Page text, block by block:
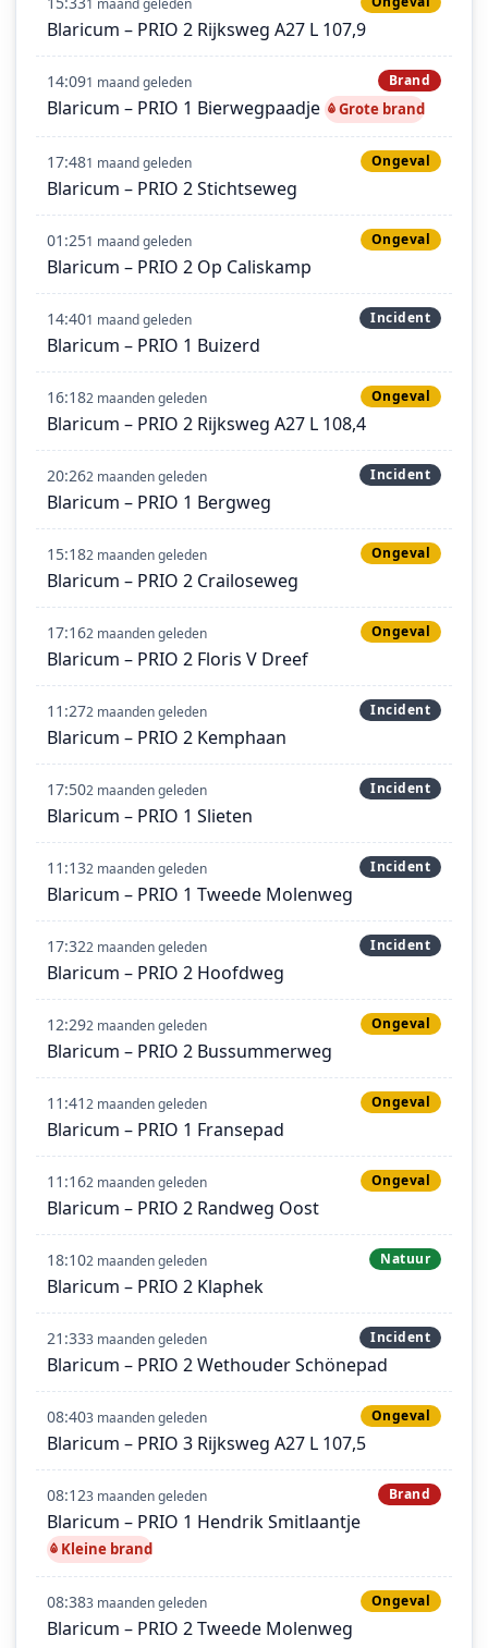
Blaricum – PRIO 2 Rijksweg A27 L 107,9
14:091 maand geleden Brand
Blaricum – PRIO 1 Bierwegpaadje Grote brand
17:481 maand geleden Ongeval
Blaricum – PRIO 2 Stichtseweg
01:251 maand geleden Ongeval
Blaricum – PRIO 2 Op Caliskamp
14:401 maand geleden Incident
Blaricum – PRIO 1 Buizerd
16:182 maanden geleden Ongeval
Blaricum – PRIO 2 Rijksweg A27 L 108,4
20:262 maanden geleden Incident
Blaricum – PRIO 1 Bergweg
15:182 maanden geleden Ongeval
Blaricum – PRIO 2 Crailoseweg
17:162 maanden geleden Ongeval
Blaricum – PRIO 2 Floris V Dreef
11:272 maanden geleden Incident
Blaricum – PRIO 2 Kemphaan
17:502 maanden geleden Incident
Blaricum – PRIO 1 Slieten
11:132 maanden geleden Incident
Blaricum – PRIO 1 Tweede Molenweg
17:322 maanden geleden Incident
Blaricum – PRIO 2 Hoofdweg
12:292 maanden geleden Ongeval
Blaricum – PRIO 2 Bussummerweg
11:412 maanden geleden Ongeval
Blaricum – PRIO 1 Fransepad
11:162 maanden geleden Ongeval
Blaricum – PRIO 2 Randweg Oost
18:102 maanden geleden Natuur
Blaricum – PRIO 2 Klaphek
21:333 maanden geleden Incident
Blaricum – PRIO 2 Wethouder Schönepad
08:403 maanden geleden Ongeval
Blaricum – PRIO 3 Rijksweg A27 L 107,5
08:123 maanden geleden Brand
Blaricum – PRIO 1 Hendrik Smitlaantje
Kleine brand
08:383 maanden geleden Ongeval
Blaricum – PRIO 2 Tweede Molenweg